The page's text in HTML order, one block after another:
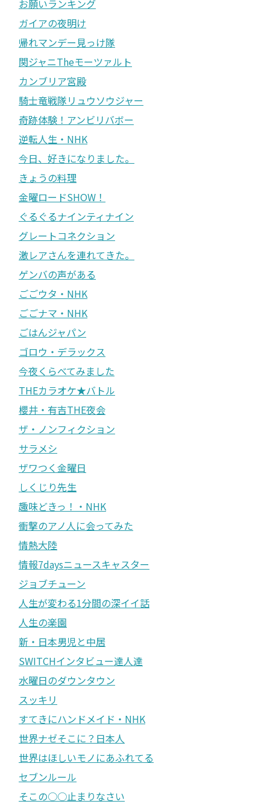
お願いランキング
ガイアの夜明け
帰れマンデー見っけ隊
関ジャニTheモーツァルト
カンブリア宮殿
騎士竜戦隊リュウソウジャー
奇跡体験！アンビリバボー
逆転人生・NHK
今日、好きになりました。
きょうの料理
金曜ロードSHOW！
ぐるぐるナインティナイン
グレートコネクション
激レアさんを連れてきた。
ゲンバの声がある
ごごウタ・NHK
ごごナマ・NHK
ごはんジャパン
ゴロウ・デラックス
今夜くらべてみました
THEカラオケ★バトル
櫻井・有吉THE夜会
ザ・ノンフィクション
サラメシ
ザワつく金曜日
しくじり先生
趣味どきっ！・NHK
衝撃のアノ人に会ってみた
情熱大陸
情報7daysニュースキャスター
ジョブチューン
人生が変わる1分間の深イイ話
人生の楽園
新・日本男児と中居
SWITCHインタビュー達人達
水曜日のダウンタウン
スッキリ
すてきにハンドメイド・NHK
世界ナゼそこに？日本人
世界はほしいモノにあふれてる
セブンルール
そこの○○止まりなさい